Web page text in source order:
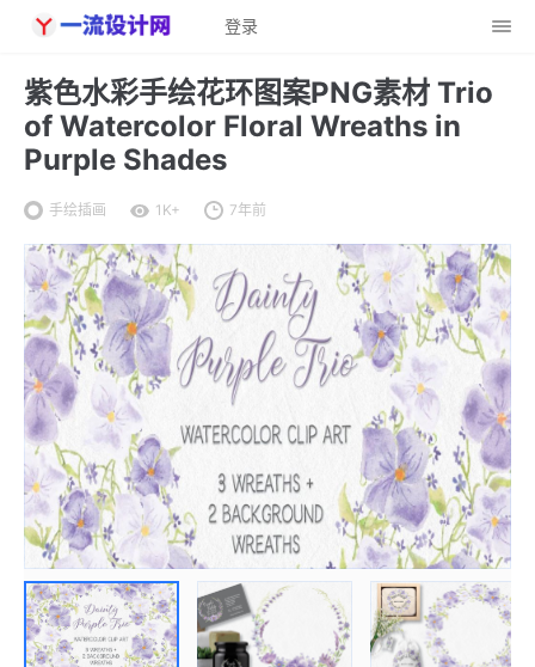
登录
紫色水彩手绘花环图案PNG素材 Trio
of Watercolor Floral Wreaths in
Purple Shades
手绘插画 1K+ 7年前